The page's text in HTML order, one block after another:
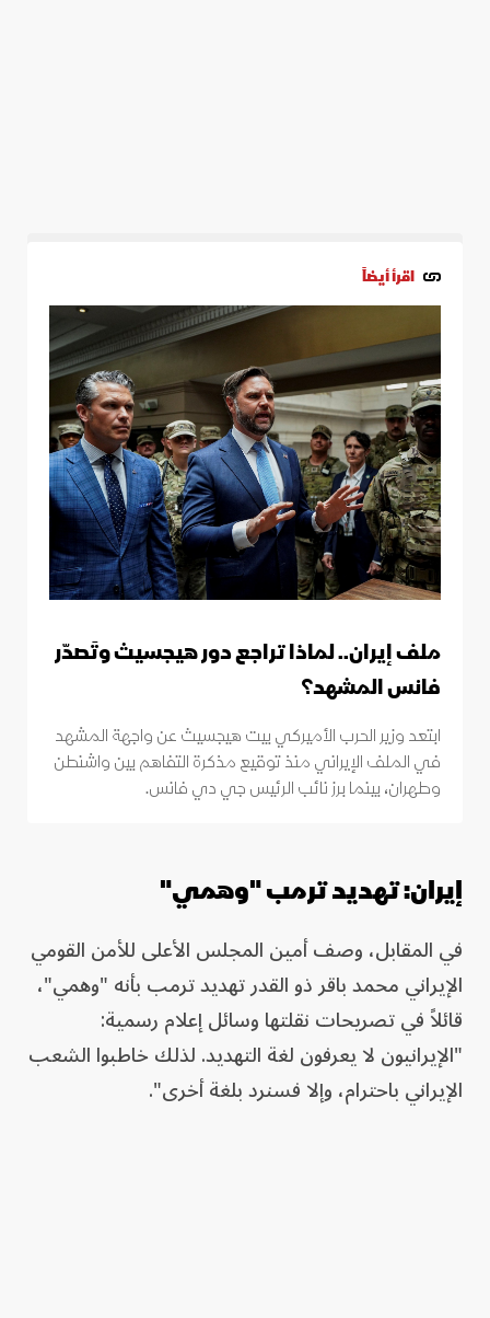
اقرأ أيضاً
ملف إيران.. لماذا تراجع دور هيجسيث وتَصدّر
فانس المشهد؟
ابتعد وزير الحرب الأميركي بيت هيجسيث عن واجهة المشهد
في الملف الإيراني منذ توقيع مذكرة التفاهم بين واشنطن
وطهران، بينما برز نائب الرئيس جي دي فانس.
إيران: تهديد ترمب "وهمي"
في المقابل، وصف أمين المجلس الأعلى للأمن القومي
الإيراني محمد باقر ذو القدر تهديد ترمب بأنه "وهمي"،
قائلاً في تصريحات نقلتها وسائل إعلام رسمية:
"الإيرانيون لا يعرفون لغة التهديد. لذلك خاطبوا الشعب
الإيراني باحترام، وإلا فسنرد بلغة أخرى".